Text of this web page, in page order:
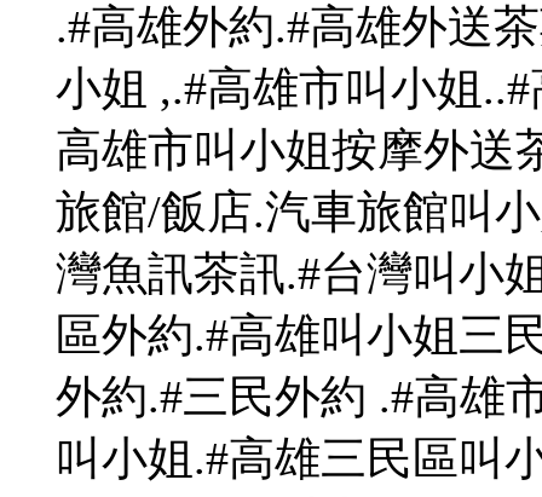
.#高雄外約.#高雄外送
小姐 ,.#高雄市叫小姐
高雄市叫小姐按摩外送
旅館/飯店.汽車旅館叫
灣魚訊茶訊.#台灣叫小
區外約.#高雄叫小姐三
外約.#三民外約 .#高雄
叫小姐.#高雄三民區叫